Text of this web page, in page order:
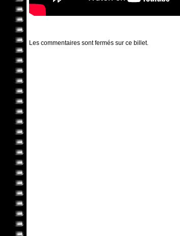
Les commentaires sont fermés sur ce billet.